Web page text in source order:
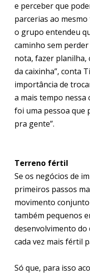
e perceber que
parcerias ao
o grupo entendeu
caminho sem
nota, fazer planilha,
da caixinha”, conta
importância de
a mais tempo nessa
foi uma pessoa que
pra gente”.
Terreno fértil
Se os negócios de
primeiros passos
movimento conjunto
também pequenos
desenvolvimento
cada vez mais fértil
Só que, para isso